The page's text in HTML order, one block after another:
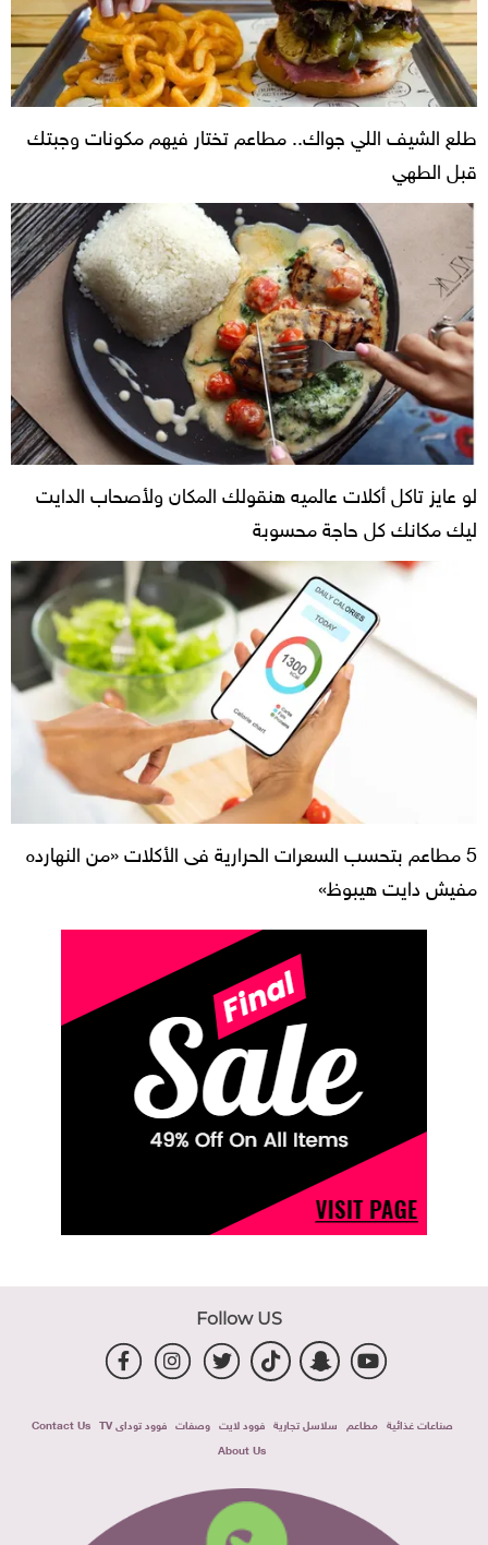
طلع الشيف اللي جواك.. مطاعم تختار فيهم مكونات وجبتك
قبل الطهي
لو عايز تاكل أكلات عالميه هنقولك المكان ولأصحاب الدايت
ليك مكانك كل حاجة محسوبة
5 مطاعم بتحسب السعرات الحرارية فى الأكلات «من النهارده
مفيش دايت هيبوظ»
Follow US
صناعات غذائية مطاعم سلاسل تجارية فوود لايت وصفات فوود توداى TV
Contact Us
About Us